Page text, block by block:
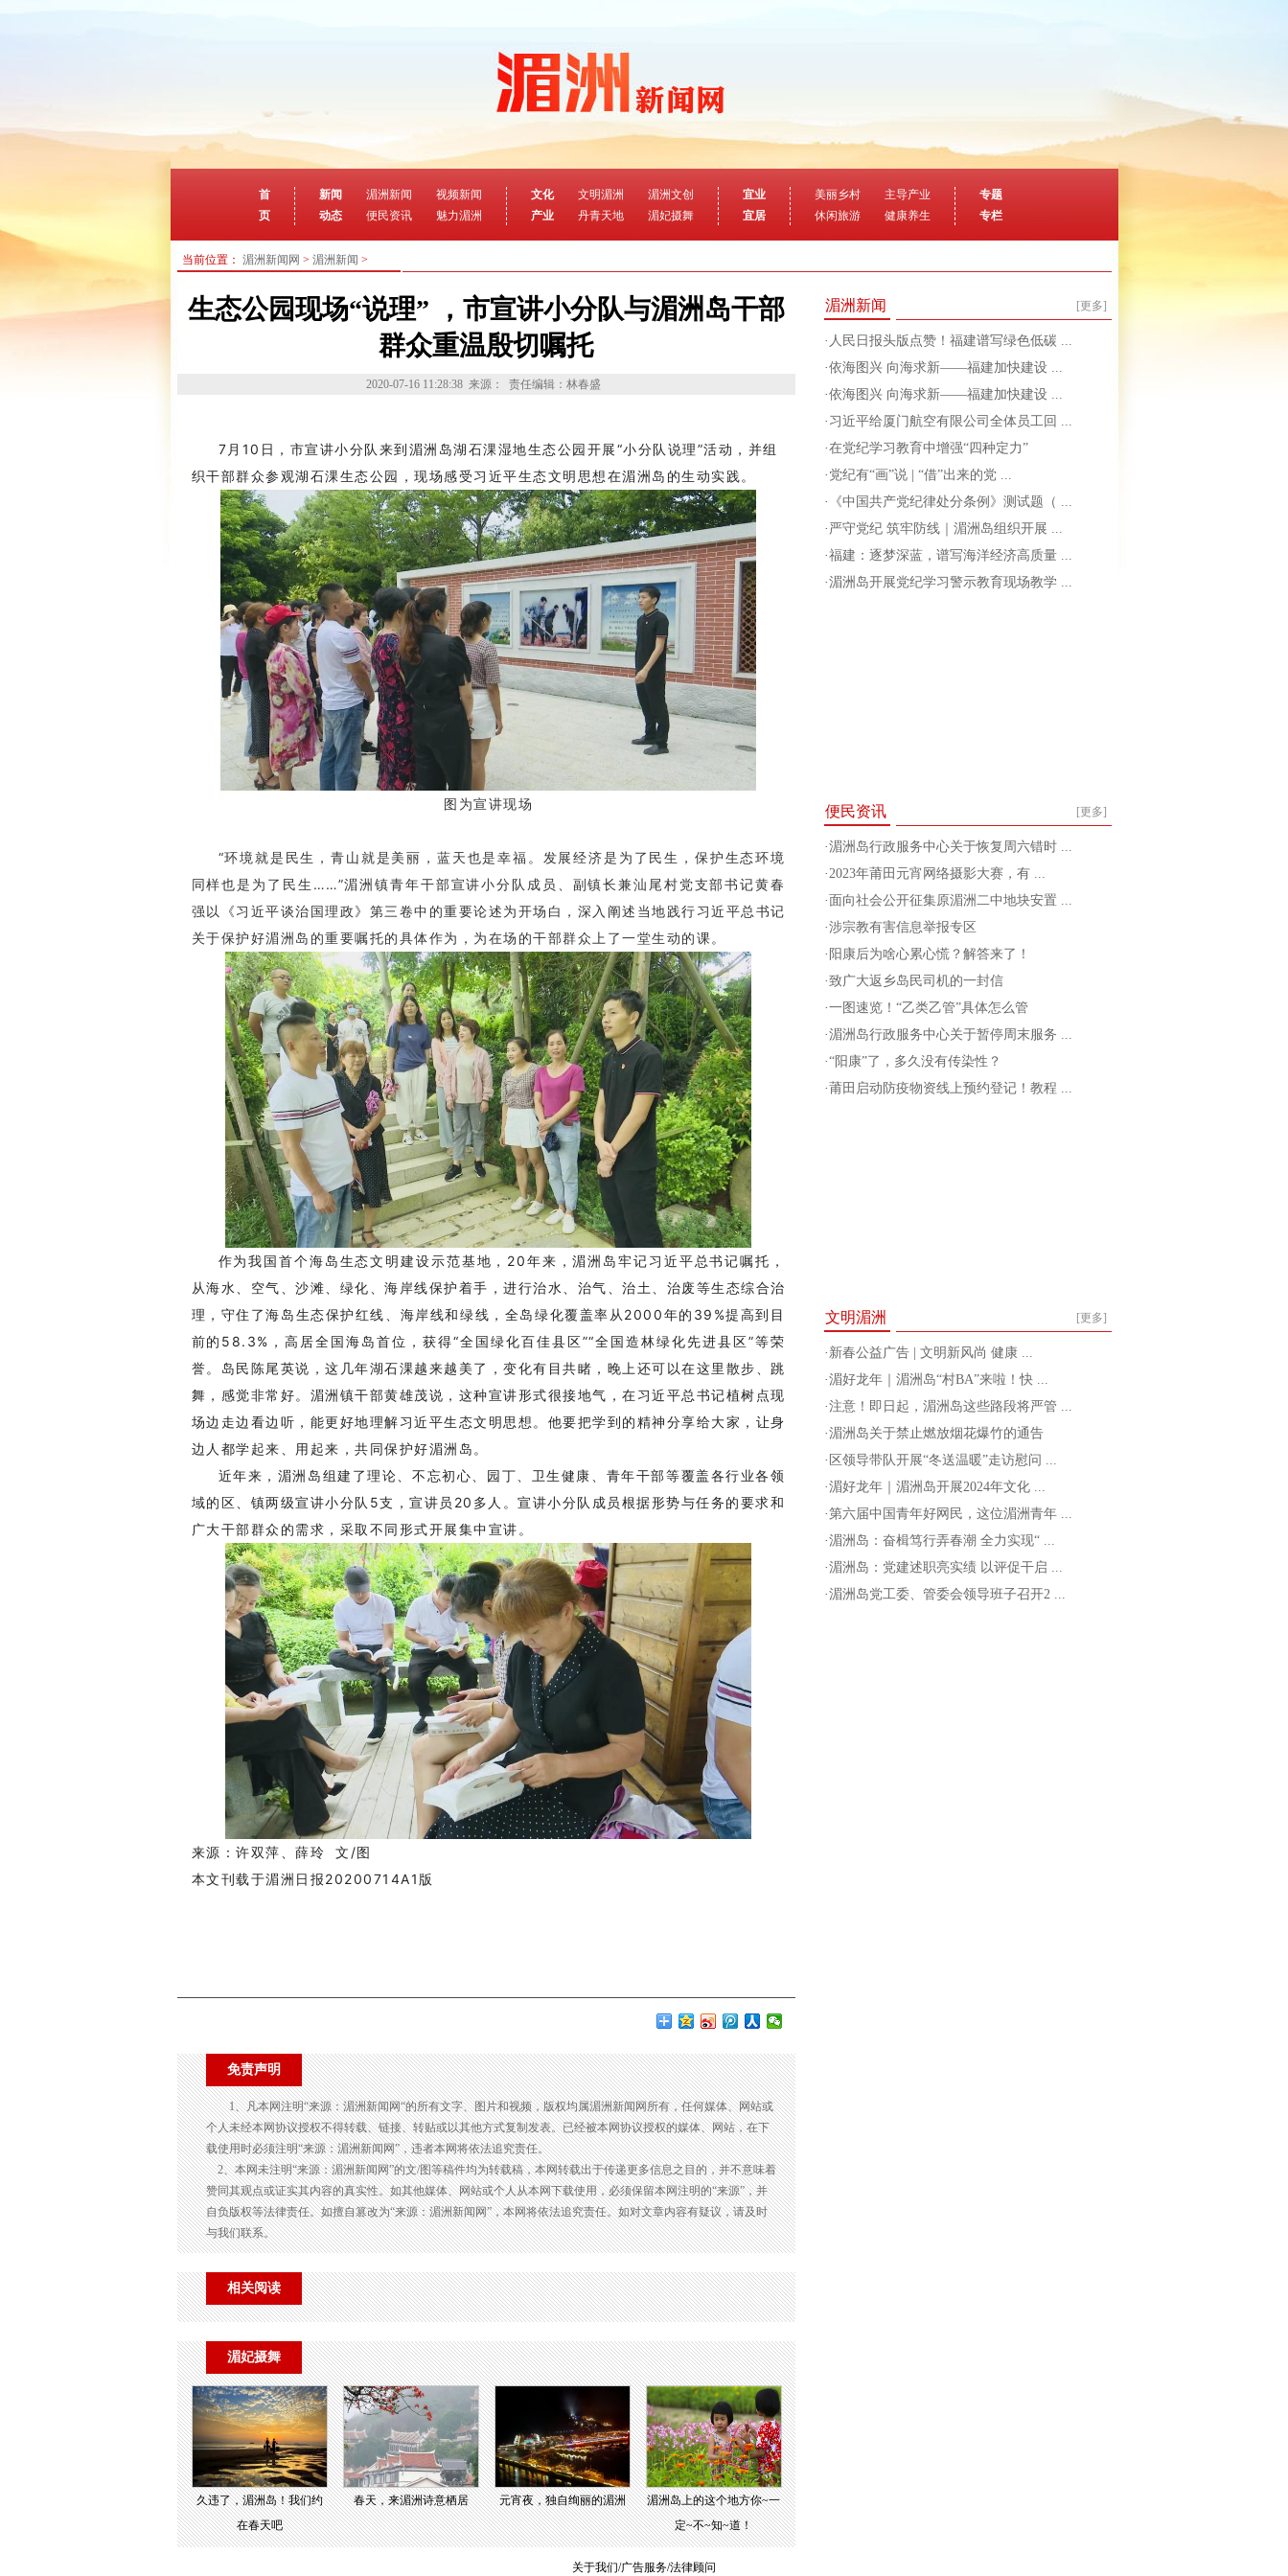
首
页
新闻
动态
湄洲新闻
便民资讯
视频新闻
魅力湄洲
文化
产业
文明湄洲
丹青天地
湄洲文创
湄妃摄舞
宜业
宜居
美丽乡村
休闲旅游
主导产业
健康养生
专题
专栏
当前位置： 湄洲新闻网 > 湄洲新闻 >
生态公园现场“说理” ，市宣讲小分队与湄洲岛干部
群众重温殷切嘱托
2020-07-16 11:28:38 来源： 责任编辑：林春盛
7月10日，市宣讲小分队来到湄洲岛湖石淉湿地生态公园开展“小分队说理”活动，并组
织干部群众参观湖石淉生态公园，现场感受习近平生态文明思想在湄洲岛的生动实践。
图为宣讲现场
“环境就是民生，青山就是美丽，蓝天也是幸福。发展经济是为了民生，保护生态环境
同样也是为了民生……”湄洲镇青年干部宣讲小分队成员、副镇长兼汕尾村党支部书记黄春
强以《习近平谈治国理政》第三卷中的重要论述为开场白，深入阐述当地践行习近平总书记
关于保护好湄洲岛的重要嘱托的具体作为，为在场的干部群众上了一堂生动的课。
作为我国首个海岛生态文明建设示范基地，20年来，湄洲岛牢记习近平总书记嘱托，
从海水、空气、沙滩、绿化、海岸线保护着手，进行治水、治气、治土、治废等生态综合治
理，守住了海岛生态保护红线、海岸线和绿线，全岛绿化覆盖率从2000年的39%提高到目
前的58.3%，高居全国海岛首位，获得“全国绿化百佳县区”“全国造林绿化先进县区”等荣
誉。岛民陈尾英说，这几年湖石淉越来越美了，变化有目共睹，晚上还可以在这里散步、跳
舞，感觉非常好。湄洲镇干部黄雄茂说，这种宣讲形式很接地气，在习近平总书记植树点现
场边走边看边听，能更好地理解习近平生态文明思想。他要把学到的精神分享给大家，让身
边人都学起来、用起来，共同保护好湄洲岛。
近年来，湄洲岛组建了理论、不忘初心、园丁、卫生健康、青年干部等覆盖各行业各领
域的区、镇两级宣讲小分队5支，宣讲员20多人。宣讲小分队成员根据形势与任务的要求和
广大干部群众的需求，采取不同形式开展集中宣讲。
来源：许双萍、薛玲 文/图
本文刊载于湄洲日报20200714A1版
免责声明
1、凡本网注明“来源：湄洲新闻网“的所有文字、图片和视频，版权均属湄洲新闻网所有，任何媒体、网站或
个人未经本网协议授权不得转载、链接、转贴或以其他方式复制发表。已经被本网协议授权的媒体、网站，在下
载使用时必须注明“来源：湄洲新闻网”，违者本网将依法追究责任。
2、本网未注明“来源：湄洲新闻网”的文/图等稿件均为转载稿，本网转载出于传递更多信息之目的，并不意味着
赞同其观点或证实其内容的真实性。如其他媒体、网站或个人从本网下载使用，必须保留本网注明的“来源”，并
自负版权等法律责任。如擅自篡改为“来源：湄洲新闻网”，本网将依法追究责任。如对文章内容有疑议，请及时
与我们联系。
相关阅读
湄妃摄舞
久违了，湄洲岛！我们约
在春天吧
春天，来湄洲诗意栖居 元宵夜，独自绚丽的湄洲
湄洲岛上的这个地方你~一
定~不~知~道！
[更多]
湄洲新闻
· 人民日报头版点赞！福建谱写绿色低碳 ...
·依海图兴 向海求新——福建加快建设 ...
·依海图兴 向海求新——福建加快建设 ...
· 习近平给厦门航空有限公司全体员工回 ...
·在党纪学习教育中增强“四种定力”
· 党纪有“画”说 | “借”出来的党 ...
· 《中国共产党纪律处分条例》测试题（ ...
· 严守党纪 筑牢防线｜湄洲岛组织开展 ...
·福建：逐梦深蓝，谱写海洋经济高质量 ...
·湄洲岛开展党纪学习警示教育现场教学 ...
[更多]
便民资讯
·湄洲岛行政服务中心关于恢复周六错时 ...
·2023年莆田元宵网络摄影大赛，有 ...
· 面向社会公开征集原湄洲二中地块安置 ...
·涉宗教有害信息举报专区
· 阳康后为啥心累心慌？解答来了！
·致广大返乡岛民司机的一封信
·一图速览！“乙类乙管”具体怎么管
·湄洲岛行政服务中心关于暂停周末服务 ...
·“阳康”了，多久没有传染性？
·莆田启动防疫物资线上预约登记！教程 ...
[更多]
文明湄洲
· 新春公益广告 | 文明新风尚 健康 ...
·湄好龙年｜湄洲岛“村BA”来啦！快 ...
·注意！即日起，湄洲岛这些路段将严管 ...
·湄洲岛关于禁止燃放烟花爆竹的通告
· 区领导带队开展“冬送温暖”走访慰问 ...
·湄好龙年｜湄洲岛开展2024年文化 ...
·第六届中国青年好网民，这位湄洲青年 ...
·湄洲岛：奋楫笃行弄春潮 全力实现“ ...
·湄洲岛：党建述职亮实绩 以评促干启 ...
·湄洲岛党工委、管委会领导班子召开2 ...
关于我们/广告服务/法律顾问